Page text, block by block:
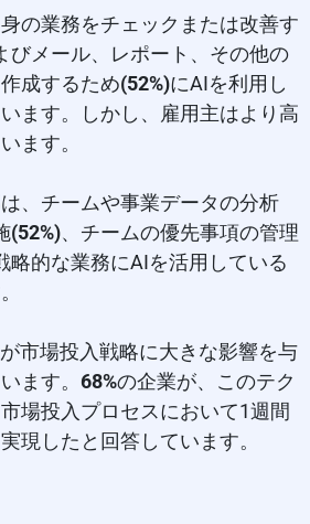
の業務をチェックまたは改善す
びメール、レポート、その他の
成するため(52%)にAIを利用し
ます。しかし、雇用主はより高
ます。
、チームや事業データの分析
(52%)、チームの優先事項の管理
略的な業務にAIを活用している
市場投入戦略に大きな影響を与
ます。 68%の企業が、このテク
場投入プロセスにおいて1週間
現したと回答しています。